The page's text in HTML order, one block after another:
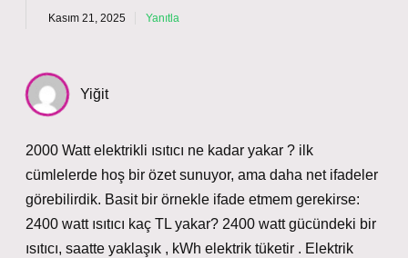
Kasım 21, 2025 Yanıtla
Yiğit
2000 Watt elektrikli ısıtıcı ne kadar yakar ? ilk
cümlelerde hoş bir özet sunuyor, ama daha net ifadeler
görebilirdik. Basit bir örnekle ifade etmem gerekirse:
2400 watt ısıtıcı kaç TL yakar? 2400 watt gücündeki bir
ısıtıcı, saatte yaklaşık , kWh elektrik tüketir . Elektrik